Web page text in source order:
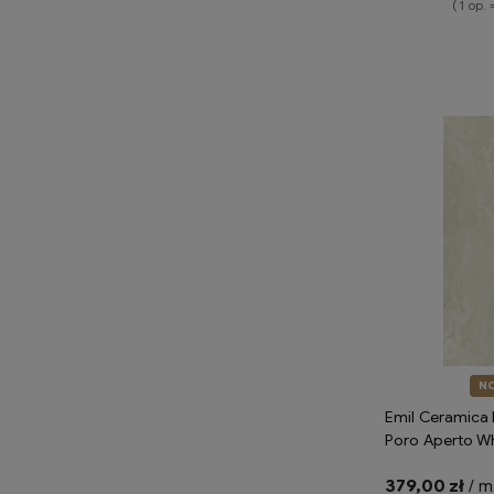
( 1 op.
Emil Ceramica
Poro Aperto
imitujące
379,00 zł /